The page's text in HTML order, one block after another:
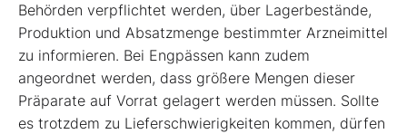
Behörden verpflichtet werden, über Lagerbestände,
Produktion und Absatzmenge bestimmter Arzneimittel
zu informieren. Bei Engpässen kann zudem
angeordnet werden, dass größere Mengen dieser
Präparate auf Vorrat gelagert werden müssen. Sollte
es trotzdem zu Lieferschwierigkeiten kommen, dürfen